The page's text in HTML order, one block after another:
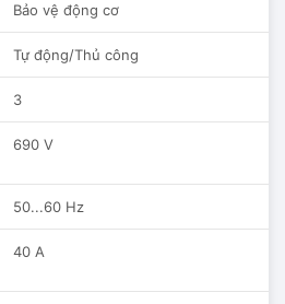
Bảo vệ động cơ
Tự động/Thủ công
3
690 V
50...60 Hz
40 A